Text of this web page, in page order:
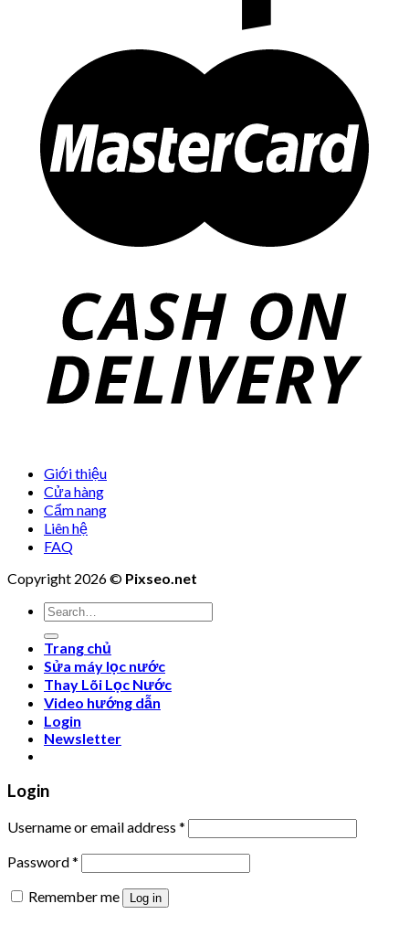
Giới thiệu
Cửa hàng
Cẩm nang
Liên hệ
FAQ
Copyright 2026 © Pixseo.net
Search
for:
Trang chủ
Sửa máy lọc nước
Thay Lõi Lọc Nước
Video hướng dẫn
Login
Newsletter
Login
Username or email address *
Password*
Remember me
Log in